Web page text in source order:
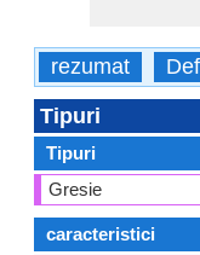
rezumat
Tipuri
Tipuri
Gresie
caracteristici